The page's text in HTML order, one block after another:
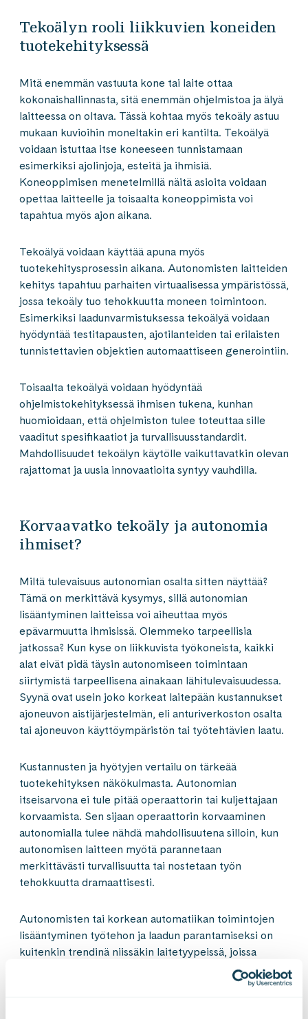
Tekoälyn rooli liikkuvien koneiden
tuotekehityksessä
Mitä enemmän vastuuta kone tai laite ottaa
kokonaishallinnasta, sitä enemmän ohjelmistoa ja älyä
laitteessa on oltava. Tässä kohtaa myös tekoäly astuu
mukaan kuvioihin moneltakin eri kantilta. Tekoälyä
voidaan istuttaa itse koneeseen tunnistamaan
esimerkiksi ajolinjoja, esteitä ja ihmisiä.
Koneoppimisen menetelmillä näitä asioita voidaan
opettaa laitteelle ja toisaalta koneoppimista voi
tapahtua myös ajon aikana.
Tekoälyä voidaan käyttää apuna myös
tuotekehitysprosessin aikana. Autonomisten laitteiden
kehitys tapahtuu parhaiten virtuaalisessa ympäristössä,
jossa tekoäly tuo tehokkuutta moneen toimintoon.
Esimerkiksi laadunvarmistuksessa tekoälyä voidaan
hyödyntää testitapausten, ajotilanteiden tai erilaisten
tunnistettavien objektien automaattiseen generointiin.
Toisaalta tekoälyä voidaan hyödyntää
ohjelmistokehityksessä ihmisen tukena, kunhan
huomioidaan, että ohjelmiston tulee toteuttaa sille
vaaditut spesifikaatiot ja turvallisuusstandardit.
Mahdollisuudet tekoälyn käytölle vaikuttavatkin olevan
rajattomat ja uusia innovaatioita syntyy vauhdilla.
Korvaavatko tekoäly ja autonomia
ihmiset?
Miltä tulevaisuus autonomian osalta sitten näyttää?
Tämä on merkittävä kysymys, sillä autonomian
lisääntyminen laitteissa voi aiheuttaa myös
epävarmuutta ihmisissä. Olemmeko tarpeellisia
jatkossa? Kun kyse on liikkuvista työkoneista, kaikki
alat eivät pidä täysin autonomiseen toimintaan
siirtymistä tarpeellisena ainakaan lähitulevaisuudessa.
Syynä ovat usein joko korkeat laitepään kustannukset
ajoneuvon aistijärjestelmän, eli anturiverkoston osalta
tai ajoneuvon käyttöympäristön tai työtehtävien laatu.
Kustannusten ja hyötyjen vertailu on tärkeää
tuotekehityksen näkökulmasta. Autonomian
itseisarvona ei tule pitää operaattorin tai kuljettajaan
korvaamista. Sen sijaan operaattorin korvaaminen
autonomialla tulee nähdä mahdollisuutena silloin, kun
autonomisen laitteen myötä parannetaan
merkittävästi turvallisuutta tai nostetaan työn
tehokkuutta dramaattisesti.
Autonomisten tai korkean automatiikan toimintojen
lisääntyminen työtehon ja laadun parantamiseksi on
kuitenkin trendinä niissäkin laitetyypeissä, joissa
täysautonomia on vielä utopiaa. Niiden avulla voidaan
helpottaa loppukäyttäjien arkea ja auttaa heitä